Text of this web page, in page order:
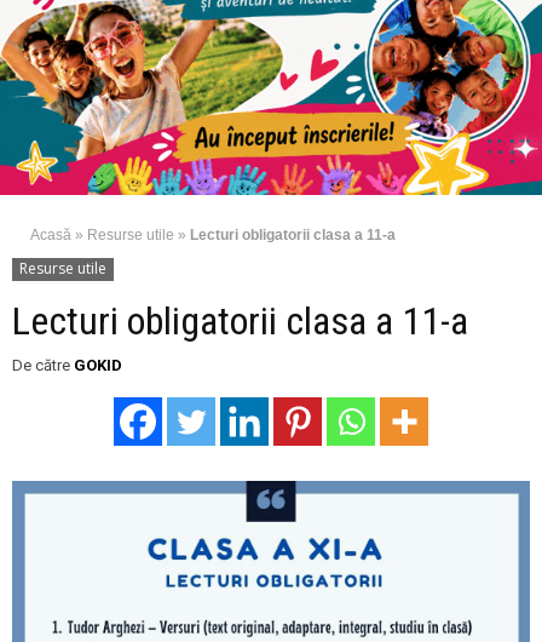
Acasă » Resurse utile » Lecturi obligatorii clasa a 11-a
Resurse utile
Lecturi obligatorii clasa a 11-a
De către GOKID